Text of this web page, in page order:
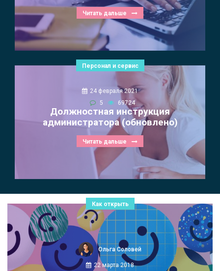
Читать дальше
Персонал и сервис
24 февраля 2021
5
69724
Должностная инструкция
администратора (обновлено)
Читать дальше
Как открыть
Ольга Соловей
22 марта 2018